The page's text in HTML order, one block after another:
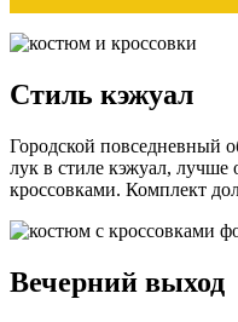
Стиль кэжуал
Городской повседневный
лук в стиле кэжуал,
кроссовками. Комплект
Вечерний выход